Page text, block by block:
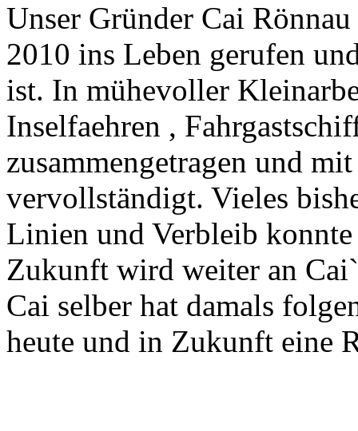
Unser Gründer Cai
2010 ins Leben gerufen
ist. In mühevoller
Inselfaehren ,
zusammengetragen und
vervollständigt. Vieles
Linien und Verbleib
Zukunft wird weiter an
Cai selber hat damals
heute und in Zukunft eine